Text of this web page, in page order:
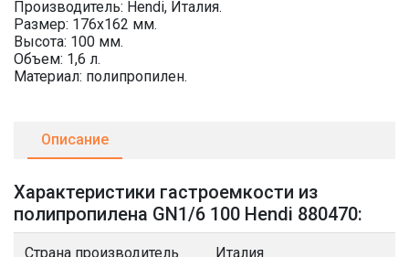
Производитель: Hendi, Италия.
Размер: 176х162 мм.
Высота: 100 мм.
Объем: 1,6 л.
Материал: полипропилен.
Описание
Характеристики гастроемкости из
полипропилена GN1/6 100 Hendi 880470:
Страна производитель Италия